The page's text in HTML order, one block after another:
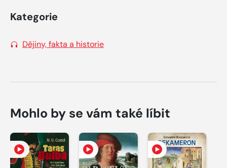
Kategorie
Dějiny, fakta a historie
Mohlo by se vám také líbit